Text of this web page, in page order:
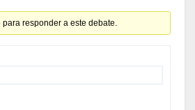
para responder a este debate.